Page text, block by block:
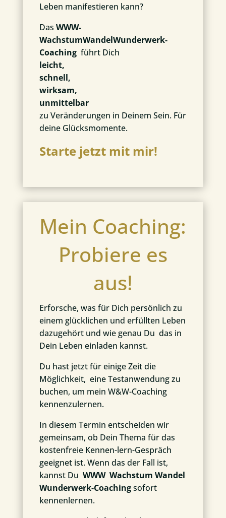
Leben manifestieren kann?
Das WWW-
WachstumWandelWunderwerk-
Coaching führt Dich
leicht,
schnell,
wirksam,
unmittelbar
zu Veränderungen in Deinem Sein. Für
deine Glücksmomente.
Starte jetzt mit mir!
Mein Coaching:
Probiere es
aus!
Erforsche, was für Dich persönlich zu
einem glücklichen und erfüllten Leben
dazugehört und wie genau Du das in
Dein Leben einladen kannst.
Du hast jetzt für einige Zeit die
Möglichkeit, eine Testanwendung zu
buchen, um mein W&W-Coaching
kennenzulernen.
In diesem Termin entscheiden wir
gemeinsam, ob Dein Thema für das
kostenfreie Kennen-lern-Gespräch
geeignet ist. Wenn das der Fall ist,
kannst Du WWW Wachstum Wandel
Wunderwerk-Coachingsofort
kennenlernen.